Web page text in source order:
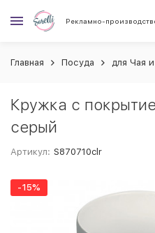
Рекламно-
Главная Посуда для Чая
Кружка с
серый
Артикул: S870710clr
-15%